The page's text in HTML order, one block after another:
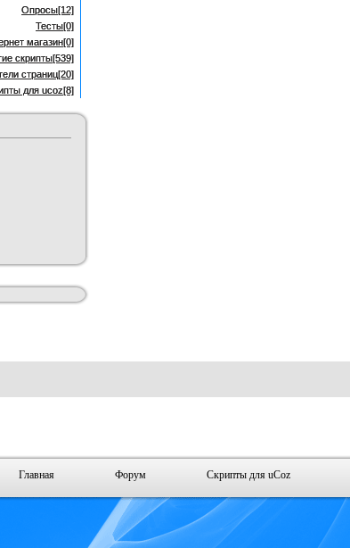
Опросы[12]
Тесты[0]
магазин[0]
скрипты[539]
страниц[20]
для ucoz[8]
Главная Форум Скрипты для uCoz